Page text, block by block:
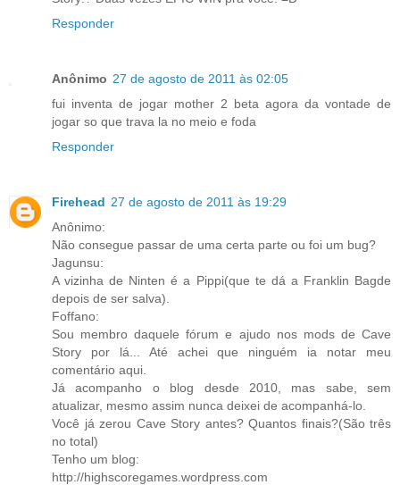
Responder
Anônimo 27 de agosto de 2011 às 02:05
fui inventa de jogar mother 2 beta agora da vontade de
jogar so que trava la no meio e foda
Responder
Firehead 27 de agosto de 2011 às 19:29
Anônimo:
Não consegue passar de uma certa parte ou foi um bug?
Jagunsu:
A vizinha de Ninten é a Pippi(que te dá a Franklin Bagde
depois de ser salva).
Foffano:
Sou membro daquele fórum e ajudo nos mods de Cave
Story por lá... Até achei que ninguém ia notar meu
comentário aqui.
Já acompanho o blog desde 2010, mas sabe, sem
atualizar, mesmo assim nunca deixei de acompanhá-lo.
Você já zerou Cave Story antes? Quantos finais?(São três
no total)
Tenho um blog:
http://highscoregames.wordpress.com